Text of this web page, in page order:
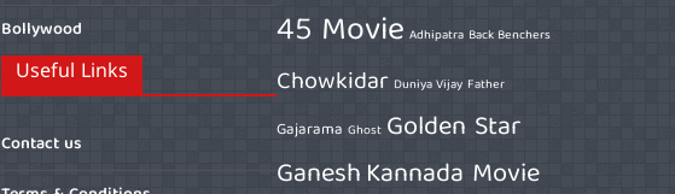
Bollywood
Useful Links
Contact us
45 Movie Adhipatra Back Benchers
Chowkidar Duniya Vijay Father
Gajarama Ghost Golden Star
GaneshKannada Movie